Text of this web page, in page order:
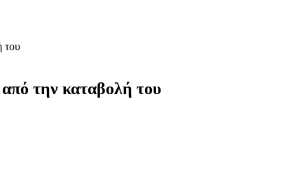
του
από την καταβολή του